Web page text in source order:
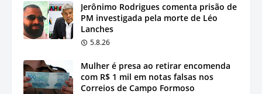
Jerônimo Rodrigues comenta prisão de
PM investigada pela morte de Léo
Lanches
5.8.26
Mulher é presa ao retirar encomenda
com R$ 1 mil em notas falsas nos
Correios de Campo Formoso